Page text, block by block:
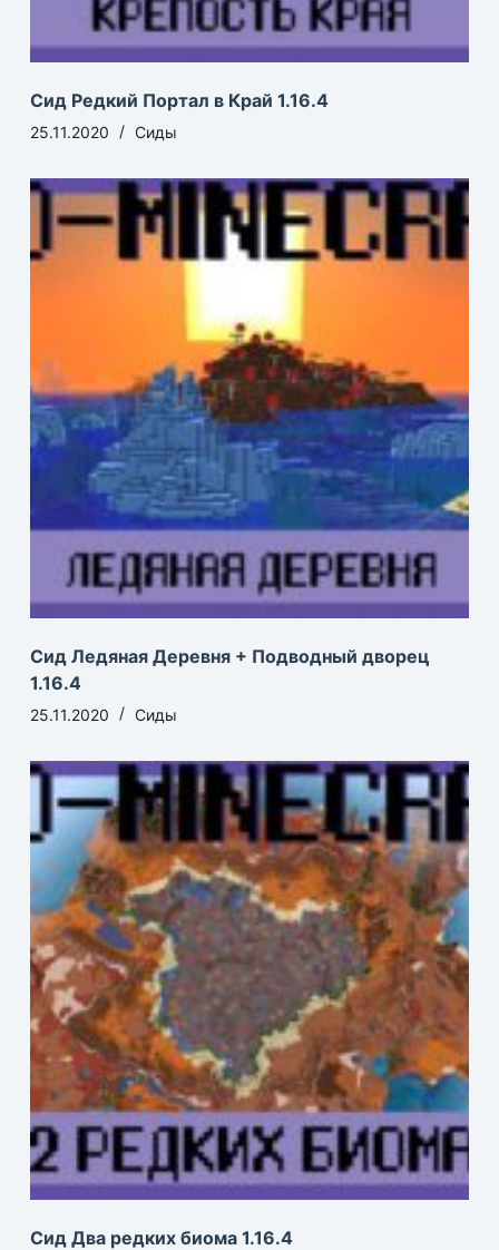
Сид Редкий Портал в Край 1.16.4
25.11.2020 Сиды
Сид Ледяная Деревня + Подводный дворец
1.16.4
25.11.2020 Сиды
Сид Два редких биома 1.16.4